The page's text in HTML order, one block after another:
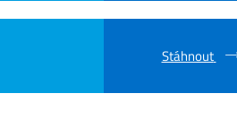
Stáhnout